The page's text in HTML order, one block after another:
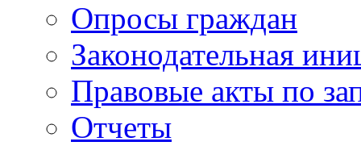
Опросы граждан
Законодательная
Правовые акты по
Отчеты